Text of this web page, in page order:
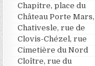
Chapitre, place du
Château Porte
Chativesle, rue de
Clovis-Chézel, rue
Cimetière du Nord
Cloître, rue du